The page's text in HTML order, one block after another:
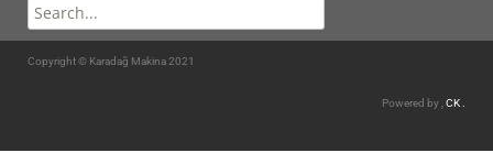
Copyright © Karadağ Makina 2021
Powered by , CK .